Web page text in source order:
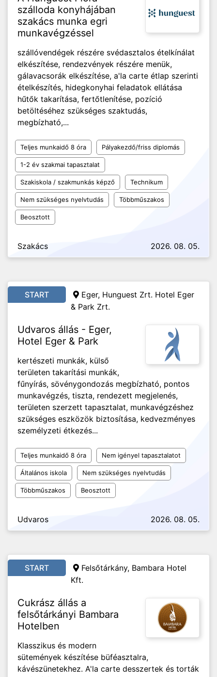
szálloda konyhájában
szakács munka egri
munkavégzéssel
szállóvendégek részére svédasztalos ételkínálat
elkészítése, rendezvények részére menük,
gálavacsorák elkészítése, a'la carte étlap szerinti
ételkészítés, hidegkonyhai feladatok ellátása
hűtők takarítása, fertőtlenítése, pozíció
betöltéséhez szükséges szaktudás,
megbízható,...
Teljes munkaidő 8 óra Pályakezdő/friss diplomás
1-2 év szakmai tapasztalat
Szakiskola / szakmunkás képző Technikum
Nem szükséges nyelvtudás Többműszakos
Beosztott
Szakács 2026. 08. 05.
START
Eger, Hunguest Zrt. Hotel Eger
& Park Zrt.
Udvaros állás - Eger,
Hotel Eger & Park
kertészeti munkák, külső
területen takarítási munkák,
fűnyírás, sövénygondozás megbízható, pontos
munkavégzés, tiszta, rendezett megjelenés,
területen szerzett tapasztalat, munkavégzéshez
szükséges eszközök biztosítása, kedvezményes
személyzeti étkezés...
Teljes munkaidő 8 óra Nem igényel tapasztalatot
Általános iskola Nem szükséges nyelvtudás
Többműszakos Beosztott
Udvaros 2026. 08. 05.
START
Felsőtárkány, Bambara Hotel
Kft.
Cukrász állás a
felsőtárkányi Bambara
Hotelben
Klasszikus és modern
sütemények készítése büféasztalra,
kávészünetekhez. A'la carte desszertek és torták